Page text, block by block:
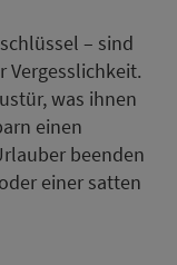
– sind
Vergesslichkeit.
was ihnen
einen
beenden
einer satten